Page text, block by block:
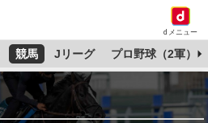
dメニュー
競馬 Jリーグ プロ野球（2軍）